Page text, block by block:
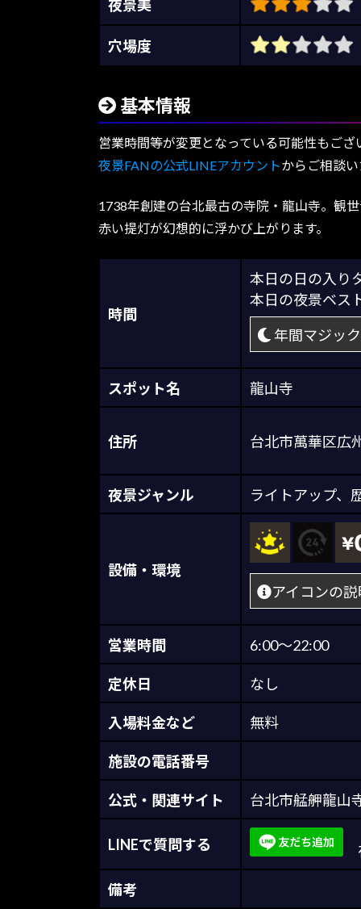
夜景美
穴場度
基本情報
営業時間等が変更となっている可能性もござ
夜景FANの公式LINEアカウントからご相談
1738年創建の台北最古の寺院・龍山寺。観
赤い提灯が幻想的に浮かび上がります。
時間
本日の日の入
本日の夜景ベ
年間マジッ
スポット名 龍山寺
住所 台北市萬華区
夜景ジャンル ライトアップ、
設備・環境
アイコンの
営業時間 6:00～22:00
定休日 なし
入場料金など 無料
施設の電話番号
公式・関連サイト 台北市艋舺龍山
LINEで質問する
備考